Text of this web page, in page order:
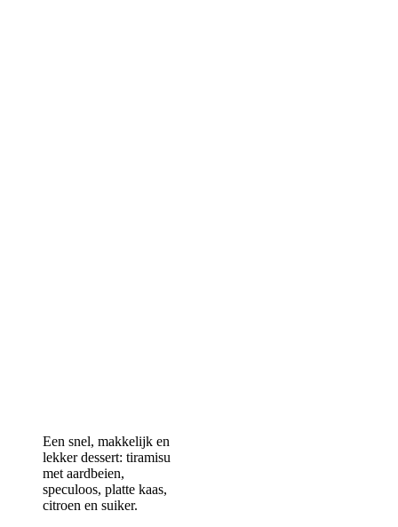
Een snel, makkelijk en
lekker dessert: tiramisu
met aardbeien,
speculoos, platte kaas,
citroen en suiker.